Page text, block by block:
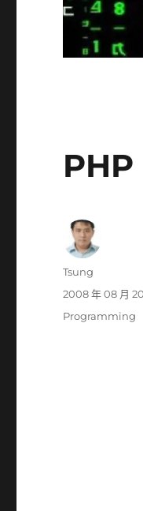
PHP
作
Tsung
發
2008 年 08 月
分
Programming